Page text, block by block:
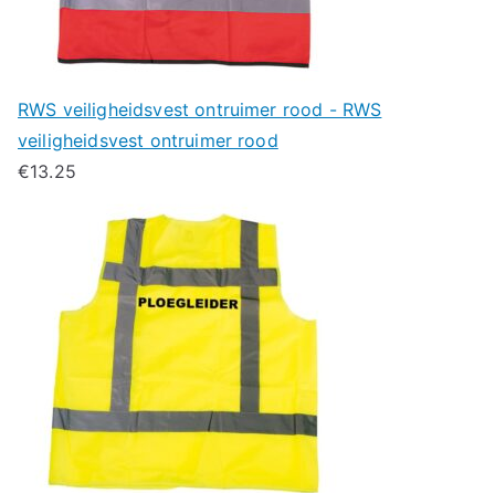
RWS veiligheidsvest ontruimer rood - RWS
veiligheidsvest ontruimer rood
€13.25